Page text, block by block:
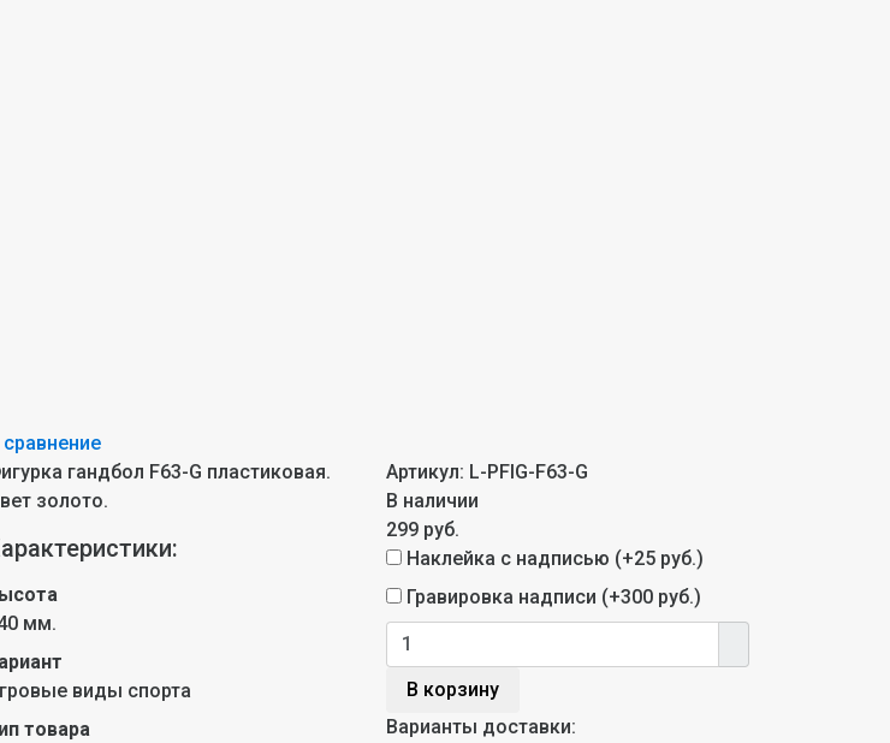
сравнение
гандбол F63-G пластиковая.
золото.
мм.
виды спорта
товара
Артикул: L-PFIG-F63-G
В наличии
299 руб.
Наклейка с надписью (+25 руб.)
Гравировка надписи (+300 руб.)
В корзину
Варианты доставки: